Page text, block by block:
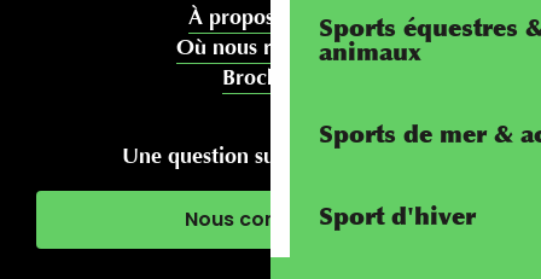
Sports équestres
animaux
Sports de mer &
Sport d'hiver
À propos de nous
Où nous rencontrer
Brochures
Une question sur votre séjour ?
Nous contacter